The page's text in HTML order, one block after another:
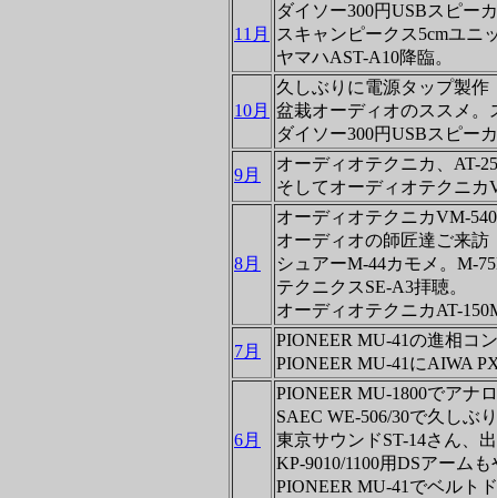
11月
ダイソー300円USBスピー
スキャンピークス5cmユニ
ヤマハAST-A10降臨。
10月
久しぶりに電源タップ製作
盆栽オーディオのススメ。
ダイソー300円USBスピー
9月
オーディオテクニカ、AT-
そしてオーディオテクニ
8月
オーディオテクニカVM-
オーディオの師匠達ご来訪
シュアーM-44カモメ。M-
テクニクスSE-A3拝聴。
オーディオテクニカAT-
7月
PIONEER MU-41の進相コ
PIONEER MU-41にAIWA
6月
PIONEER MU-1800でアナ
SAEC WE-506/30で久しぶ
東京サウンドST-14さん、
KP-9010/1100用DSアーム
PIONEER MU-41でベルト